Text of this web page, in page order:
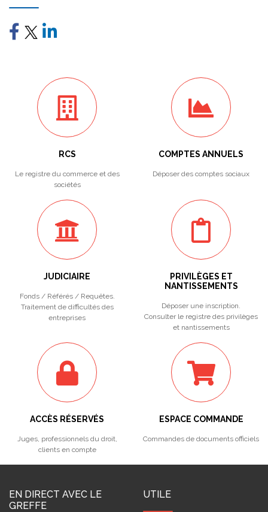
RCS
Le registre du commerce et des
sociétés
COMPTES ANNUELS
Déposer des comptes sociaux
JUDICIAIRE
Fonds / Référés / Requêtes.
Traitement de difficultés des
entreprises
PRIVILÈGES ET
NANTISSEMENTS
Déposer une inscription.
Consulter le registre des privilèges
et nantissements
ACCÈS RÉSERVÉS
Juges, professionnels du droit,
clients en compte
ESPACE COMMANDE
Commandes de documents officiels
EN DIRECT AVEC LE
GREFFE
UTILE